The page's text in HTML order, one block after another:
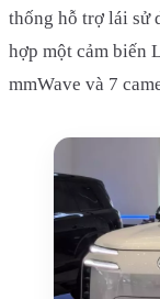
thống hỗ trợ lái sử
hợp một cảm biến
mmWave và 7